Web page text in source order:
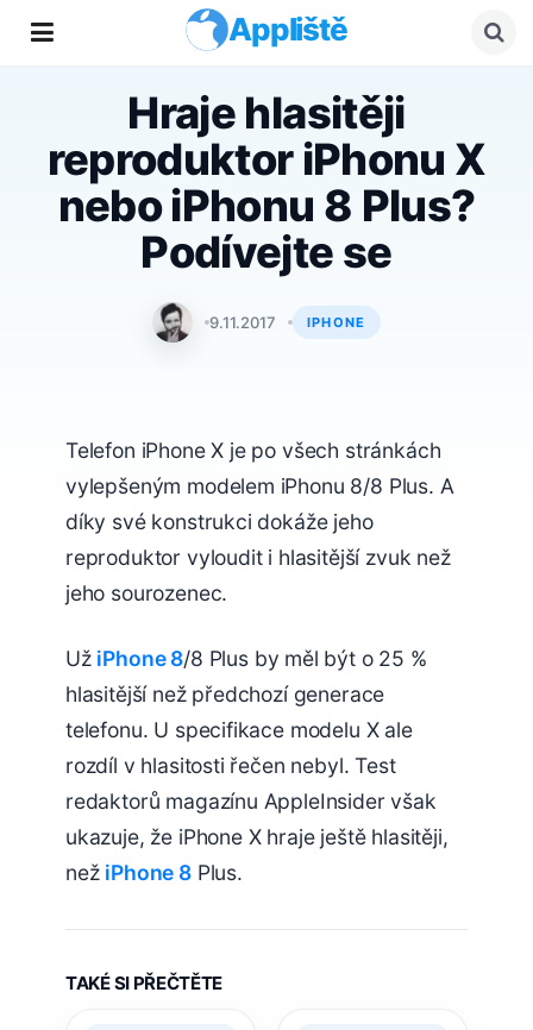
Appliště
Hraje hlasitěji
reproduktor iPhonu X
nebo iPhonu 8 Plus?
Podívejte se
Adam Kos
9.11.2017 IPHONE
Telefon iPhone X je po všech stránkách
vylepšeným modelem iPhonu 8/8 Plus. A
díky své konstrukci dokáže jeho
reproduktor vyloudit i hlasitější zvuk než
jeho sourozenec.
Už iPhone 8/8 Plus by měl být o 25 %
hlasitější než předchozí generace
telefonu. U specifikace modelu X ale
rozdíl v hlasitosti řečen nebyl. Test
redaktorů magazínu AppleInsider však
ukazuje, že iPhone X hraje ještě hlasitěji,
než iPhone 8Plus.
TAKÉ SI PŘEČTĚTE